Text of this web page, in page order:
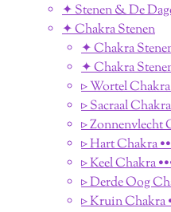
✦ Stenen & De
✦ Chakra Stenen
✦ Chakra
✦ Chakra
▹ Wortel Chakra
▹ Sacraal
▹ Zonnenvlecht
▹ Hart Chakra
▹ Keel Chakra
▹ Derde Oog
▹ Kruin Chakra